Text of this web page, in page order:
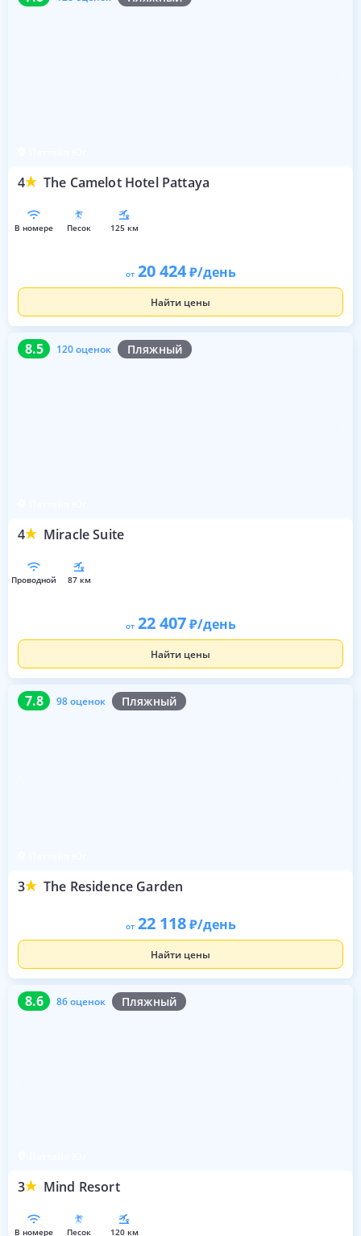
4 The Camelot Hotel Pattaya
в номере песок 125 км
от 20 424 /день
Найти цены
8.5 120 оценок Пляжный
4 Miracle Suite
8.5 120 оценок
проводной 87 км
от 22 407 /день
Найти цены
7.8 98 оценок Пляжный
3 The Residence Garden
7.8 98 оценок
от 22 118 /день
Найти цены
8.6 86 оценок Пляжный
3 Mind Resort
8.6 86 оценок
в номере песок 120 км